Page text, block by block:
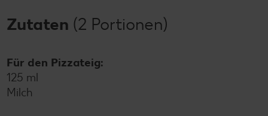
Zutaten (2 Portionen)
Für den Pizzateig:
125 ml
Milch